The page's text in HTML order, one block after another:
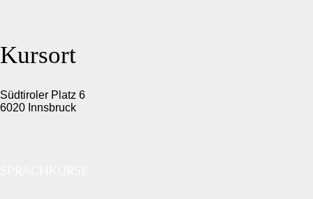
Kursort
Südtiroler Platz 6
6020 Innsbruck